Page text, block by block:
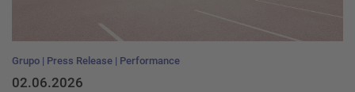
Grupo Press Release Performance
02.06.2026